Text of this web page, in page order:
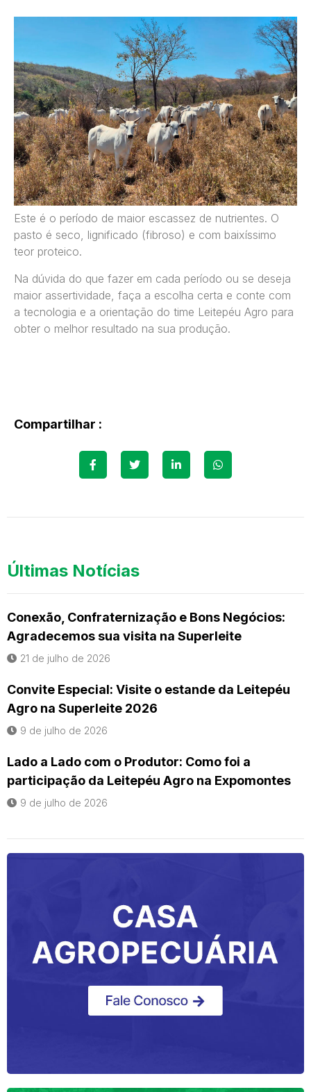
Este é o período de maior escassez de nutrientes. O
pasto é seco, lignificado (fibroso) e com baixíssimo
teor proteico.
Na dúvida do que fazer em cada período ou se deseja
maior assertividade, faça a escolha certa e conte com
a tecnologia e a orientação do time Leitepéu Agro para
obter o melhor resultado na sua produção.
Compartilhar :
Últimas Notícias
Conexão, Confraternização e Bons Negócios:
Agradecemos sua visita na Superleite
21 de julho de 2026
Convite Especial: Visite o estande da Leitepéu
Agro na Superleite 2026
9 de julho de 2026
Lado a Lado com o Produtor: Como foi a
participação da Leitepéu Agro na Expomontes
9 de julho de 2026